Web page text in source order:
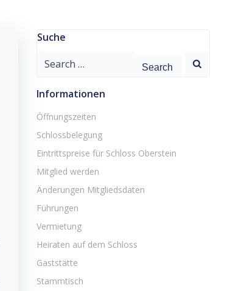
Suche
Search
Informationen
Öffnungszeiten
Schlossbelegung
Eintrittspreise für Schloss Oberstein
Mitglied werden
Änderungen Mitgliedsdaten
Führungen
Vermietung
Heiraten auf dem Schloss
Gaststätte
Stammtisch